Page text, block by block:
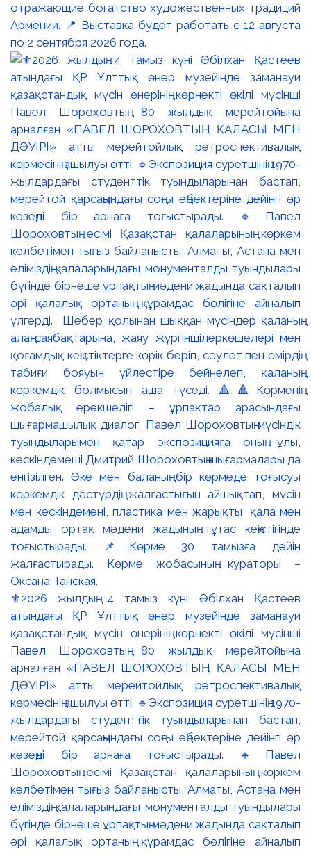
отражающие богатство художественных традиций
Армении. 📍 Выставка будет работать с 12 августа
по 2 сентября 2026 года.
⚜️2026 жылдың 4 тамыз күні Әбілхан Қастеев
атындағы ҚР Ұлттық өнер музейінде заманауи
қазақстандық мүсін өнерінің көрнекті өкілі мүсінші
Павел Шороховтың 80 жылдық мерейтойына
арналған «ПАВЕЛ ШОРОХОВТЫҢ ҚАЛАСЫ МЕН
ДӘУІРІ» атты мерейтойлық ретроспективалық
көрмесінің ашылуы өтті. 🔹Экспозиция суретшінің 1970-
жылдардағы студенттік туындыларынан бастап,
мерейтой қарсаңындағы соңғы еңбектеріне дейінгі әр
кезеңді бір арнаға тоғыстырады. 🔸Павел
Шороховтың есімі Қазақстан қалаларының көркем
келбетімен тығыз байланысты, Алматы, Астана мен
еліміздің қалаларындағы монументалды туындылары
бүгінде бірнеше ұрпақтың мәдени жадында сақталып
әрі қалалық ортаның құрамдас бөлігіне айналып